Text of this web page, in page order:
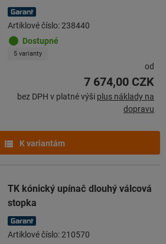
Artiklové číslo: 238440
Dostupné
5 varianty
od
7 674,00 CZK
bez DPH v platné výši plus náklady na
dopravu
K variantám
TK kónický upínač dlouhý válcová
stopka
Artiklové číslo: 210570